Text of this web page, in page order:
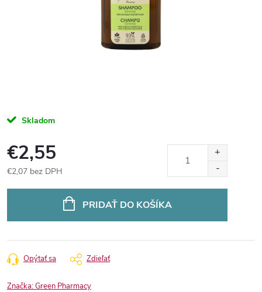
Skladom
€2,55
€2,07 bez DPH
PRIDAŤ DO KOŠÍKA
Opýtať sa Zdieľať
Značka:Green Pharmacy